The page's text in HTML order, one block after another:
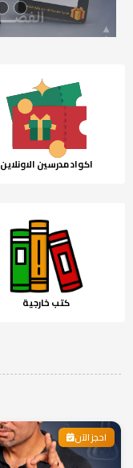
اكواد مدرسين الاونلاين
كتب خارجية
احجز الآن